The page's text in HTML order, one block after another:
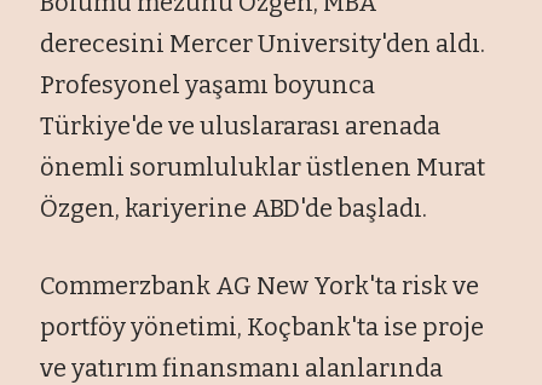
derecesini Mercer University'den aldı.
Profesyonel yaşamı boyunca
Türkiye'de ve uluslararası arenada
önemli sorumluluklar üstlenen Murat
Özgen, kariyerine ABD'de başladı.
Commerzbank AG New York'ta risk ve
portföy yönetimi, Koçbank'ta ise proje
ve yatırım finansmanı alanlarında